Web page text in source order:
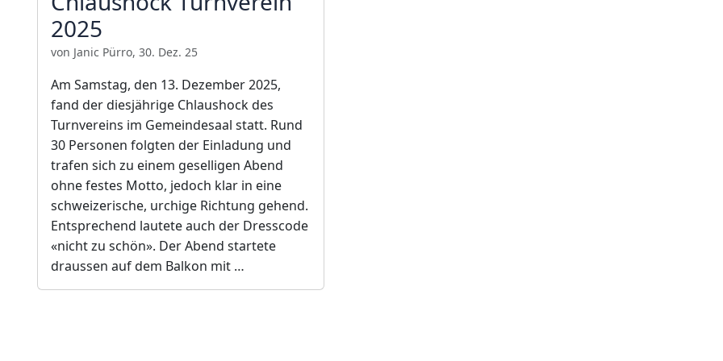
2025
von Janic Pürro, 30. Dez. 25
Am Samstag, den 13. Dezember 2025,
fand der diesjährige Chlaushock des
Turnvereins im Gemeindesaal statt. Rund
30 Personen folgten der Einladung und
trafen sich zu einem geselligen Abend
ohne festes Motto, jedoch klar in eine
schweizerische, urchige Richtung gehend.
Entsprechend lautete auch der Dresscode
«nicht zu schön». Der Abend startete
draussen auf dem Balkon mit …